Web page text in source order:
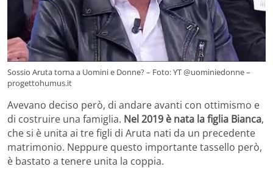
Sossio Aruta torna a Uomini e Donne? – Foto: YT @uominiedonne –
progettohumus.it
Avevano deciso però, di andare avanti con ottimismo e
di costruire una famiglia. Nel 2019 è nata la figlia Bianca,
che si è unita ai tre figli di Aruta nati da un precedente
matrimonio. Neppure questo importante tassello però,
è bastato a tenere unita la coppia.